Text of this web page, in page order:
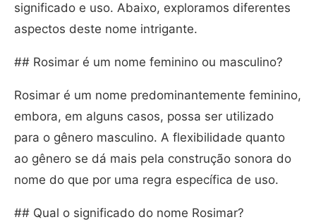
significado e uso. Abaixo, exploramos diferentes
aspectos deste nome intrigante.
## Rosimar é um nome feminino ou masculino?
Rosimar é um nome predominantemente feminino,
embora, em alguns casos, possa ser utilizado
para o gênero masculino. A flexibilidade quanto
ao gênero se dá mais pela construção sonora do
nome do que por uma regra específica de uso.
## Qual o significado do nome Rosimar?